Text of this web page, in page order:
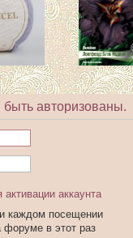
авторизованы.
аккаунта
каждом посещении
в этот раз